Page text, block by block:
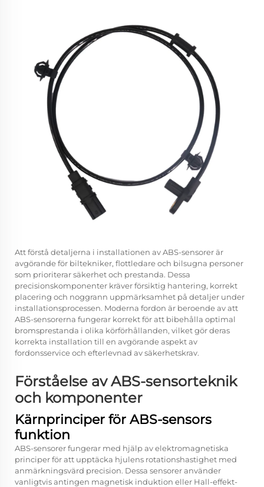
Att förstå detaljerna i installationen av ABS-sensorer är
avgörande för biltekniker, flottledare och bilsugna personer
som prioriterar säkerhet och prestanda. Dessa
precisionskomponenter kräver försiktig hantering, korrekt
placering och noggrann uppmärksamhet på detaljer under
installationsprocessen. Moderna fordon är beroende av att
ABS-sensorerna fungerar korrekt för att bibehålla optimal
bromsprestanda i olika körförhållanden, vilket gör deras
korrekta installation till en avgörande aspekt av
fordonsservice och efterlevnad av säkerhetskrav.
Förståelse av ABS-sensorteknik
och komponenter
Kärnprinciper för ABS-sensors
funktion
ABS-sensorer fungerar med hjälp av elektromagnetiska
principer för att upptäcka hjulens rotationshastighet med
anmärkningsvärd precision. Dessa sensorer använder
vanligtvis antingen magnetisk induktion eller Hall-effekt-